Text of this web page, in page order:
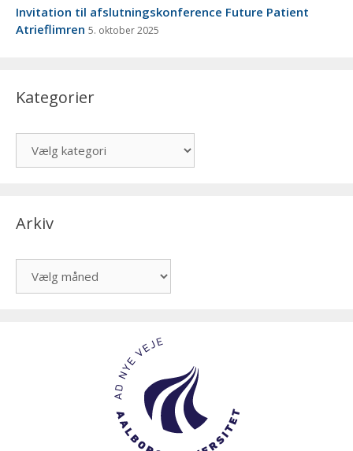
Invitation til afslutningskonference Future Patient
Atrieflimren 5. oktober 2025
Kategorier
Arkiv